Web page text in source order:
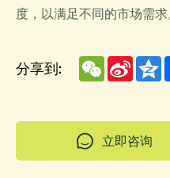
度，以满足不同的市场需求
分享到: WeChat
Sina
Weibo
立即咨询